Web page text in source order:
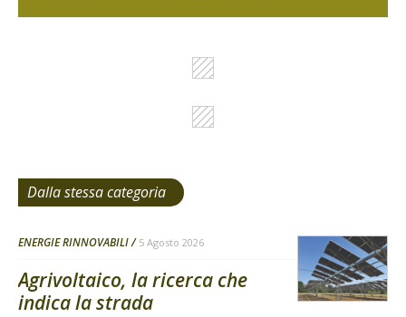
Dalla stessa categoria
ENERGIE RINNOVABILI 5 Agosto 2026
Agrivoltaico, la ricerca che
indica la strada